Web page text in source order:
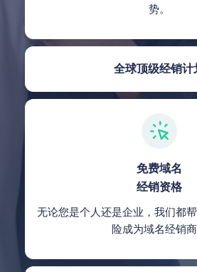
势。
全球顶级经销计
免费域名
经销资格
无论您是个人还是企业，我们都
险成为域名经销商